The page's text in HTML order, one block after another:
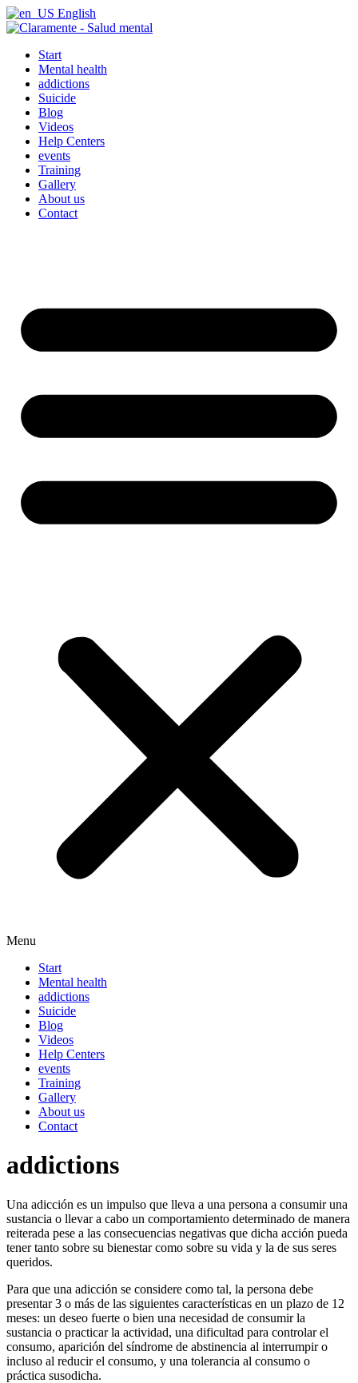
Skip
to
English
Start
Mental health
addictions
Suicide
Blog
Videos
Help Centers
events
Training
Gallery
About us
Contact
Menu
Start
Mental health
addictions
Suicide
Blog
Videos
Help Centers
events
Training
Gallery
About us
Contact
addictions
Una adicción es un impulso que lleva a una persona a consumir una
sustancia o llevar a cabo un comportamiento determinado de manera
reiterada pese a las consecuencias negativas que dicha acción pueda
tener tanto sobre su bienestar como sobre su vida y la de sus seres
queridos.
Para que una adicción se considere como tal, la persona debe
presentar 3 o más de las siguientes características en un plazo de 12
meses: un deseo fuerte o bien una necesidad de consumir la
sustancia o practicar la actividad, una dificultad para controlar el
consumo, aparición del síndrome de abstinencia al interrumpir o
incluso al reducir el consumo, y una tolerancia al consumo o
práctica susodicha.